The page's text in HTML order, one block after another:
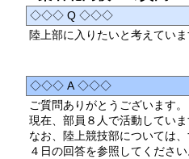
◇◇◇ Q ◇◇◇
陸上部に入りたいと考えてい
◇◇◇ A ◇◇◇
ご質問ありがとうございます。
現在、部員８人で活動していま
なお、陸上競技部については
４日の回答を参照してください